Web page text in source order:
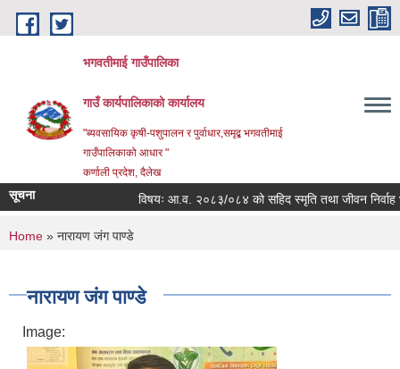
Skip to main content
भगवतीमाई गाउँपालिका
गाउँ कार्यपालिकाको कार्यालय
"ब्यवसायिक कृषी-पशुपालन र पुर्वाधार,समृद्ब भगवतीमाई
गाउँपालिकाको आधार "
कर्णाली प्रदेश, दैलेख
सूचना विषयः आ.व. २०८३/०८४ को सहिद स्मृति तथा जीवन निर्वाह
You are here
Home » नारायण जंग पाण्डे
नारायण जंग पाण्डे
Image: